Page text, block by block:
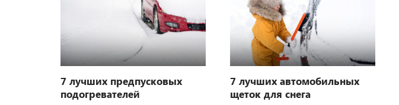
7 лучших предпусковых
подогревателей
7 лучших автомобильных
щеток для снега